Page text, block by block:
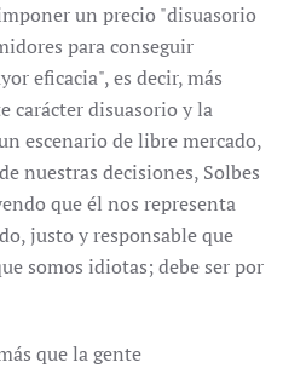
un precio "disuasorio
para conseguir
eficacia", es decir, más
carácter disuasorio y la
escenario de libre mercado,
nuestras decisiones, Solbes
que él nos representa
justo y responsable que
somos idiotas; debe ser por
que la gente